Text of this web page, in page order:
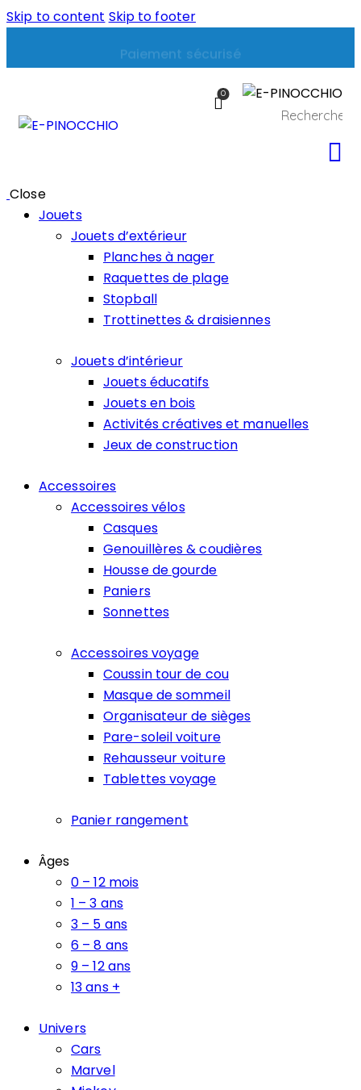
Skip to content Skip to footer
Expédié sous 24h
0
Close
Jouets
Jouets d’extérieur
Planches à nager
Raquettes de plage
Stopball
Trottinettes & draisiennes
Jouets d’intérieur
Jouets éducatifs
Jouets en bois
Activités créatives et manuelles
Jeux de construction
Accessoires
Accessoires vélos
Casques
Genouillères & coudières
Housse de gourde
Paniers
Sonnettes
Accessoires voyage
Coussin tour de cou
Masque de sommeil
Organisateur de sièges
Pare-soleil voiture
Rehausseur voiture
Tablettes voyage
Panier rangement
Âges
0 – 12 mois
1 – 3 ans
3 – 5 ans
6 – 8 ans
9 – 12 ans
13 ans +
Univers
Cars
Marvel